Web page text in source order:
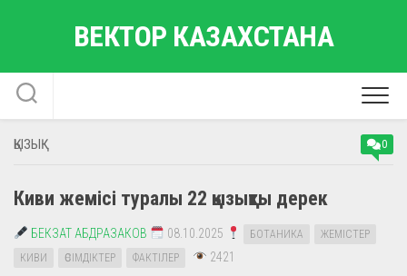
ВЕКТОР КАЗАХСТАНА
ҚЫЗЫҚ 0
Киви жемісі туралы 22 қызықты дерек
БЕКЗАТ АБДРАЗАКОВ 08.10.2025 БОТАНИКА
ЖЕМІСТЕР
КИВИ
ӨСІМДІКТЕР ФАКТІЛЕР 2421